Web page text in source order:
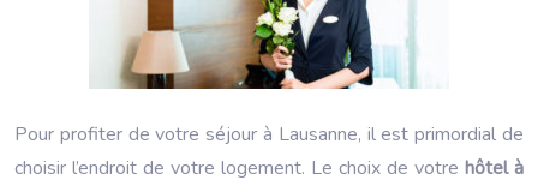
Pour profiter de votre séjour à Lausanne, il est primordial de
choisir l’endroit de votre logement. Le choix de votre hôtel à